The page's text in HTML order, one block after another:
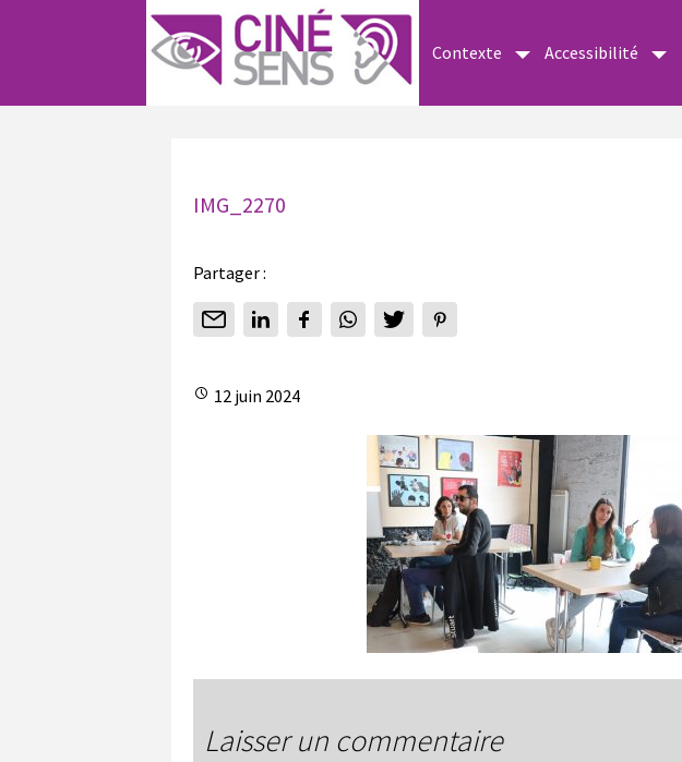
Contexte Accessibilité
IMG_2270
Partager :
12 juin 2024
Laisser un commentaire